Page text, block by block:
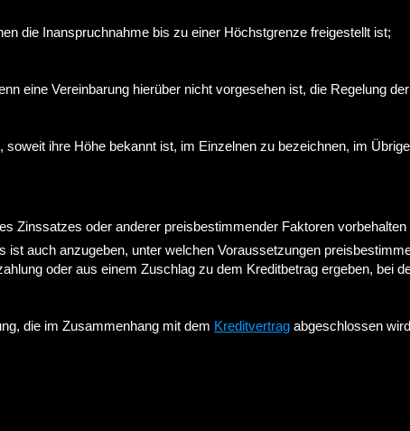
die Inanspruchnahme bis zu einer Höchstgrenze freigestellt ist;
eine Vereinbarung hierüber nicht vorgesehen ist, die Regelung
ihre Höhe bekannt ist, im Einzelnen zu bezeichnen, im
Zinssatzes oder anderer preisbestimmender Faktoren
auch anzugeben, unter welchen Voraussetzungen
oder aus einem Zuschlag zu dem Kreditbetrag ergeben, bei
die im Zusammenhang mit dem Kreditvertrag abgeschlossen